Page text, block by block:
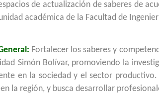
de actualización de saberes de
académica de la Facultad de
Fortalecer los saberes y
Simón Bolívar, promoviendo la
en la sociedad y el sector
la región, y busca desarrollar